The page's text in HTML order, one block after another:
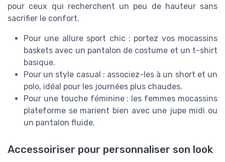
pour ceux qui recherchent un peu de hauteur sans
sacrifier le confort.
Pour une allure sport chic : portez vos mocassins
baskets avec un pantalon de costume et un t-shirt
basique.
Pour un style casual : associez-les à un short et un
polo, idéal pour les journées plus chaudes.
Pour une touche féminine : les femmes mocassins
plateforme se marient bien avec une jupe midi ou
un pantalon fluide.
Accessoiriser pour personnaliser son look